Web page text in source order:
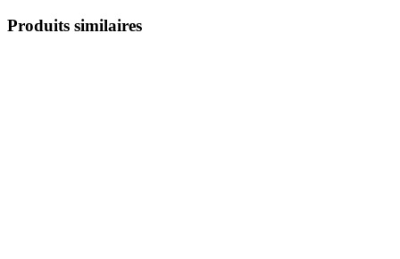
Produits similaires